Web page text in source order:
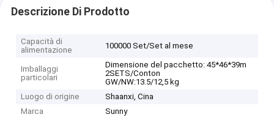
Descrizione Di Prodotto
Capacità di
alimentazione
100000 Set/Set al mese
Imballaggi
particolari
Dimensione del pacchetto: 45*46*39m
2SETS/Conton
GW/NW:13.5/12,5 kg
Luogo di origine
Shaanxi, Cina
Marca
Sunny